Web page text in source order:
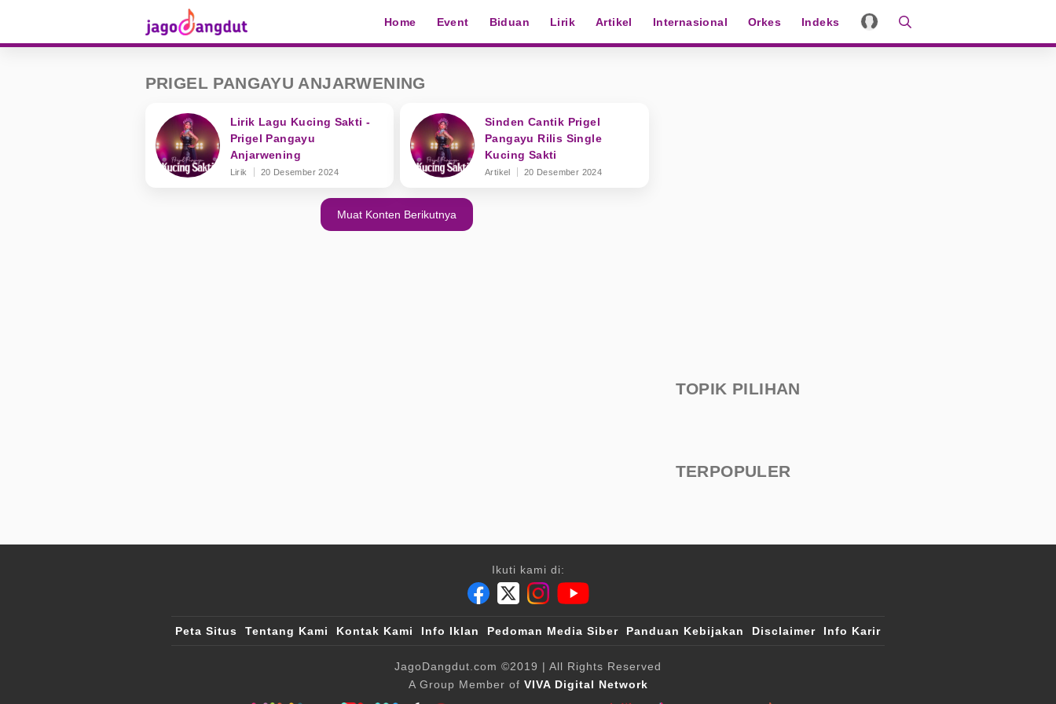
Home Event Biduan Lirik Artikel Internasional Orkes Indeks
PRIGEL PANGAYU ANJARWENING
Lirik Lagu Kucing Sakti -
Prigel Pangayu
Anjarwening
Lirik 20 Desember 2024
Sinden Cantik Prigel
Pangayu Rilis Single
Kucing Sakti
Artikel 20 Desember 2024
Muat Konten Berikutnya
TOPIK PILIHAN
TERPOPULER
Ikuti kami di:
Peta Situs Tentang Kami Kontak Kami Info Iklan Pedoman Media Siber Panduan Kebijakan Disclaimer Info Karir
JagoDangdut.com ©2019 | All Rights Reserved
A Group Member of VIVA Digital Network